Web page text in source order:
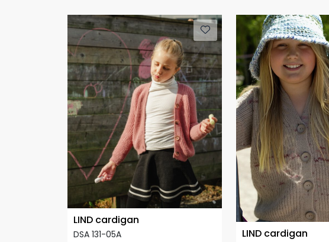
LIND cardigan
DSA 131-05A LIND cardigan